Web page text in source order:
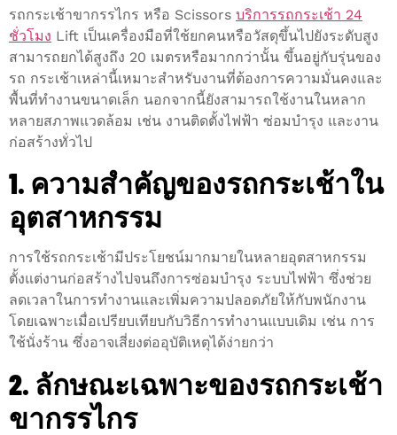
รถกระเช้าขากรรไกร หรือ Scissors บริการรถกระเช้า 24
ชั่วโมง Lift เป็นเครื่องมือที่ใช้ยกคนหรือวัสดุขึ้นไปยังระดับสูง
สามารถยกได้สูงถึง 20 เมตรหรือมากกว่านั้น ขึ้นอยู่กับรุ่นของ
รถ กระเช้าเหล่านี้เหมาะสำหรับงานที่ต้องการความมั่นคงและ
พื้นที่ทำงานขนาดเล็ก นอกจากนี้ยังสามารถใช้งานในหลาก
หลายสภาพแวดล้อม เช่น งานติดตั้งไฟฟ้า ซ่อมบำรุง และงาน
ก่อสร้างทั่วไป
1. ความสำคัญของรถกระเช้าใน
อุตสาหกรรม
การใช้รถกระเช้ามีประโยชน์มากมายในหลายอุตสาหกรรม
ตั้งแต่งานก่อสร้างไปจนถึงการซ่อมบำรุง ระบบไฟฟ้า ซึ่งช่วย
ลดเวลาในการทำงานและเพิ่มความปลอดภัยให้กับพนักงาน
โดยเฉพาะเมื่อเปรียบเทียบกับวิธีการทำงานแบบเดิม เช่น การ
ใช้นั่งร้าน ซึ่งอาจเสี่ยงต่ออุบัติเหตุได้ง่ายกว่า
2. ลักษณะเฉพาะของรถกระเช้า
ขากรรไกร